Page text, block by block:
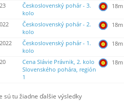
Československý pohár - 3.
kolo
Československý pohár - 2.
kolo
Československý pohár - 1.
kolo
Cena Slávie Právnik, 2. kolo
Slovenského pohára, región
1
sú tu žiadne ďalšie výsledky